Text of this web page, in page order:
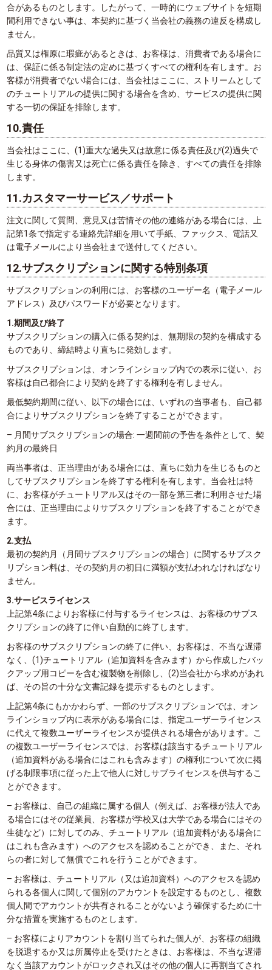
合があるものとします。したがって、一時的にウェブサイトを短期
間利用できない事は、本契約に基づく当会社の義務の違反を構成し
ません。
品質又は権原に瑕疵があるときは、お客様は、消費者である場合に
は、保証に係る制定法の定めに基づくすべての権利を有します。お
客様が消費者でない場合には、当会社はここに、ストリームとして
のチュートリアルの提供に関する場合を含め、サービスの提供に関
する一切の保証を排除します。
10.責任
当会社はここに、(1)重大な過失又は故意に係る責任及び(2)過失で
生じる身体の傷害又は死亡に係る責任を除き、すべての責任を排除
します。
11.カスタマーサービス／サポート
注文に関して質問、意見又は苦情その他の連絡がある場合には、上
記第1条で指定する連絡先詳細を用いて手紙、ファックス、電話又
は電子メールにより当会社まで送付してください。
12.サブスクリプションに関する特別条項
サブスクリプションの利用には、お客様のユーザー名（電子メール
アドレス）及びパスワードが必要となります。
1.期間及び終了
サブスクリプションの購入に係る契約は、無期限の契約を構成する
ものであり、締結時より直ちに発効します。
サブスクリプションは、オンラインショップ内での表示に従い、お
客様は自己都合により契約を終了する権利を有しません。
最低契約期間に従い、以下の場合には、いずれの当事者も、自己都
合によりサブスクリプションを終了することができます。
– 月間サブスクリプションの場合: 一週間前の予告を条件として、契
約月の最終日
両当事者は、正当理由がある場合には、直ちに効力を生じるものと
してサブスクリプションを終了する権利を有します。当会社は特
に、お客様がチュートリアル又はその一部を第三者に利用させた場
合には、正当理由によりサブスクリプションを終了することができ
ます。
2.支払
最初の契約月（月間サブスクリプションの場合）に関するサブスク
リプション料は、その契約月の初日に満額が支払われなければなり
ません。
3.サービスライセンス
上記第4条によりお客様に付与するライセンスは、お客様のサブス
クリプションの終了に伴い自動的に終了します。
お客様のサブスクリプションの終了に伴い、お客様は、不当な遅滞
なく、(1)チュートリアル（追加資料を含みます）から作成したバッ
クアップ用コピーを含む複製物を削除し、(2)当会社から求めがあれ
ば、その旨の十分な文書記録を提示するものとします。
上記第4条にもかかわらず、一部のサブスクリプションでは、オン
ラインショップ内に表示がある場合には、指定ユーザーライセンス
に代えて複数ユーザーライセンスが提供される場合があります。こ
の複数ユーザーライセンスでは、お客様は該当するチュートリアル
（追加資料がある場合にはこれも含みます）の権利について次に掲
げる制限事項に従った上で他人に対しサブライセンスを供与するこ
とができます。
– お客様は、自己の組織に属する個人（例えば、お客様が法人であ
る場合にはその従業員、お客様が学校又は大学である場合にはその
生徒など）に対してのみ、チュートリアル（追加資料がある場合に
はこれも含みます）へのアクセスを認めることができ、また、それ
らの者に対して無償でこれを行うことができます。
– お客様は、チュートリアル（又は追加資料）へのアクセスを認め
られる各個人に関して個別のアカウントを設定するものとし、複数
個人間でアカウントが共有されることがないよう確保するために十
分な措置を実施するものとします。
– お客様によりアカウントを割り当てられた個人が、お客様の組織
を脱退するか又は所属停止を受けたときは、お客様は、不当な遅滞
なく当該アカウントがロックされ又はその他の個人に再割当てされ